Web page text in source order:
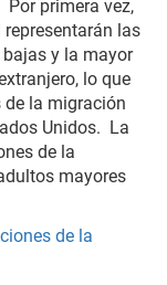
primera vez,
las
y la mayor
lo que
de la migración
Unidos. La
de la
mayores
de la